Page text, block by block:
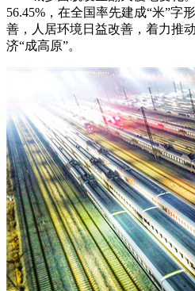
56.45%，在全国率先建成“米”字
善，人居环境日益改善，着力推
济“成高原”。